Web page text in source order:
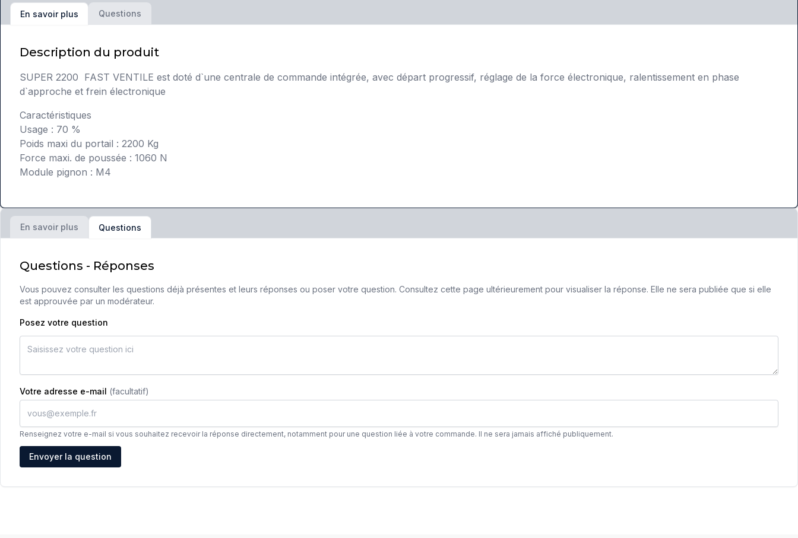
En savoir plus Questions
Description du produit
SUPER 2200 FAST VENTILE est doté d`une centrale de commande intégrée, avec départ progressif, réglage de la force électronique, ralentissement en phase
d`approche et frein électronique
Caractéristiques
Usage : 70 %
Poids maxi du portail : 2200 Kg
Force maxi. de poussée : 1060 N
Module pignon : M4
En savoir plus Questions
Questions - Réponses
Vous pouvez consulter les questions déjà présentes et leurs réponses ou poser votre question. Consultez cette page ultérieurement pour visualiser la réponse. Elle ne sera publiée que si elle
est approuvée par un modérateur.
Posez votre question
Votre adresse e-mail (facultatif)
Renseignez votre e-mail si vous souhaitez recevoir la réponse directement, notamment pour une question liée à votre commande. Il ne sera jamais affiché publiquement.
Adresse e-mail
Envoyer la question